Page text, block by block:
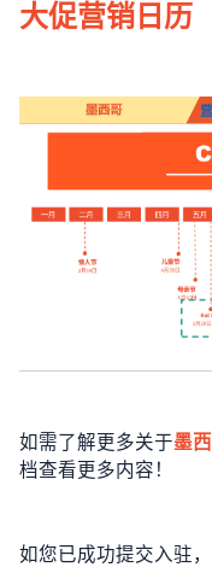
大促营销日历
如需了解更多关于墨
档查看更多内容！
如您已成功提交入驻